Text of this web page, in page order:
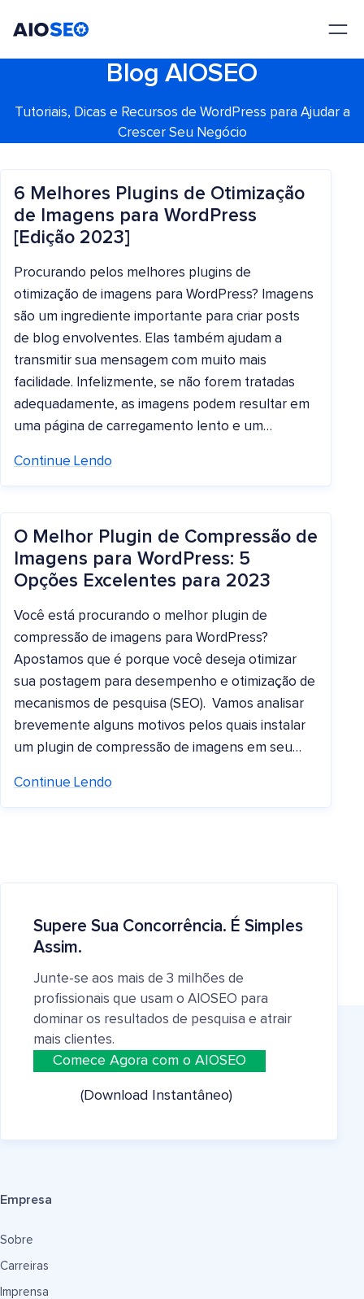
Blog AIOSEO
Tutoriais, Dicas e Recursos de WordPress para Ajudar a
Crescer Seu Negócio
6 Melhores Plugins de Otimização
de Imagens para WordPress
[Edição 2023]
Procurando pelos melhores plugins de
otimização de imagens para WordPress? Imagens
são um ingrediente importante para criar posts
de blog envolventes. Elas também ajudam a
transmitir sua mensagem com muito mais
facilidade. Infelizmente, se não forem tratadas
adequadamente, as imagens podem resultar em
uma página de carregamento lento e um…
Continue Lendo
O Melhor Plugin de Compressão de
Imagens para WordPress: 5
Opções Excelentes para 2023
Você está procurando o melhor plugin de
compressão de imagens para WordPress?
Apostamos que é porque você deseja otimizar
sua postagem para desempenho e otimização de
mecanismos de pesquisa (SEO). Vamos analisar
brevemente alguns motivos pelos quais instalar
um plugin de compressão de imagens em seu…
Continue Lendo
Supere Sua Concorrência. É Simples
Assim.
Junte-se aos mais de 3 milhões de
profissionais que usam o AIOSEO para
dominar os resultados de pesquisa e atrair
mais clientes.
Comece Agora com o AIOSEO
(Download Instantâneo)
Empresa
Sobre
Carreiras
Imprensa